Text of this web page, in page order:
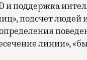
и поддержка
подсчет
линии»,